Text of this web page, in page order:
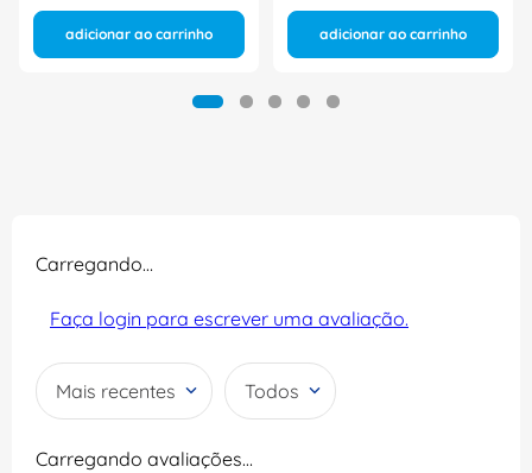
adicionar ao carrinho adicionar ao carrinho
Carregando…
Faça login para escrever uma avaliação.
Mais recentes Todos
Carregando avaliações…